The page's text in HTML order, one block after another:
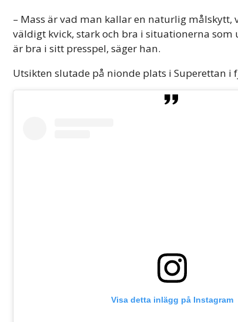
– Mass är vad man kallar en naturlig
väldigt kvick, stark och bra i situationerna
är bra i sitt presspel, säger han.
Utsikten slutade på nionde plats i Superettan i
Visa detta inlägg på Instagram